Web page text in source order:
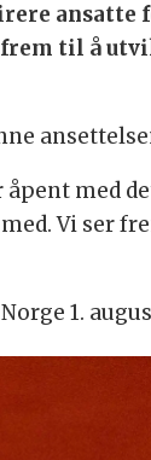
ansatte
til å
med
Vi ser
1.